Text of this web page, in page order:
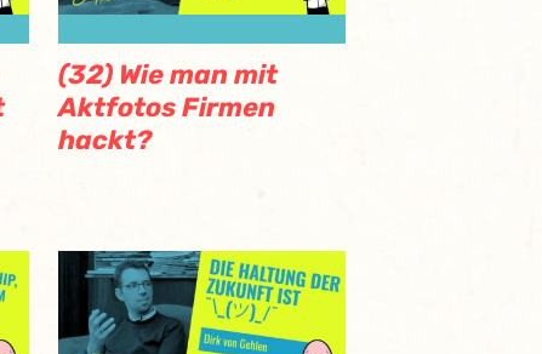
(32) Wie man mit
Aktfotos Firmen
hackt?